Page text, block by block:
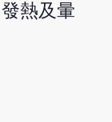
熱及暈